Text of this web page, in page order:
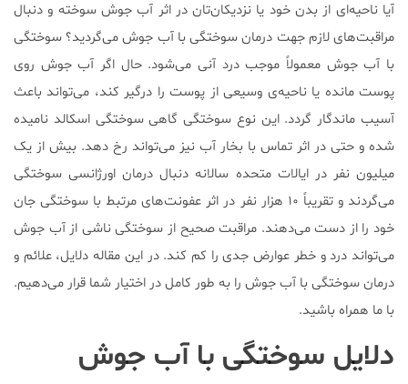
آیا ناحیه‌ای از بدن‌ خود یا نزدیکان‌تان در اثر آب جوش سوخته و دنبال
مراقبت‌های لازم جهت درمان سوختگی با آب جوش می‌گردید؟ سوختگی
با آب جوش معمولاً موجب درد آنی می‌شود. حال اگر آب جوش روی
پوست مانده یا ناحیه‌ی وسیعی از پوست را درگیر کند، می‌تواند باعث
آسیب ماندگار گردد. این نوع سوختگی گاهی سوختگی اسکالد نامیده
شده و حتی در اثر تماس با بخار آب نیز می‌تواند رخ دهد. بیش از یک
میلیون نفر در ایالات متحده سالانه دنبال درمان اورژانسی سوختگی
می‌گردند و تقریباً ۱۰ هزار نفر در اثر عفونت‌های مرتبط با سوختگی جان
خود را از دست می‌دهند. مراقبت صحیح از سوختگی ناشی از آب جوش
می‌تواند درد و خطر عوارض جدی را کم کند. در این مقاله دلایل، علائم و
درمان سوختگی با آب جوش را به طور کامل در اختیار شما قرار می‌دهیم.
با ما همراه باشید.
دلایل سوختگی با آب جوش